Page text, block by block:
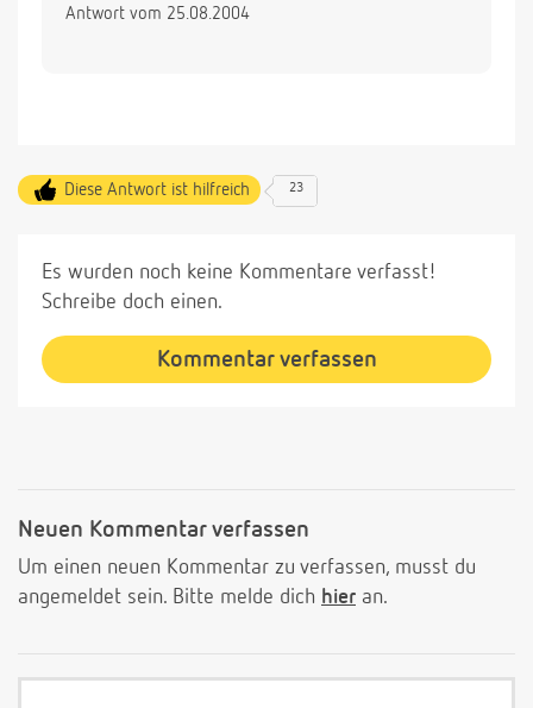
Antwort vom 25.08.2004
Diese Antwort ist hilfreich 23
Es wurden noch keine Kommentare verfasst!
Schreibe doch einen.
Kommentar verfassen
Neuen Kommentar verfassen
Um einen neuen Kommentar zu verfassen, musst du
angemeldet sein. Bitte melde dich hier an.